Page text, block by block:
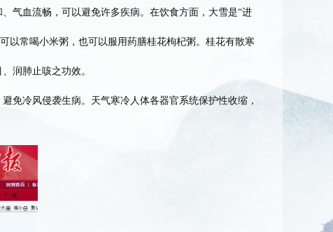
气血流畅，可以避免许多疾病。在饮食方面，大雪是“进
以常喝小米粥，也可以服用药膳桂花枸杞粥。桂花有散寒
润肺止咳之功效。
冷风侵袭生病。天气寒冷人体各器官系统保护性收缩，